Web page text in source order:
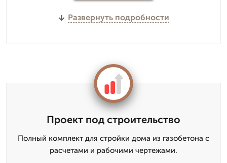
Развернуть подробности
Проект под строительство
Полный комплект для стройки дома из газобетона с
расчетами и рабочими чертежами.